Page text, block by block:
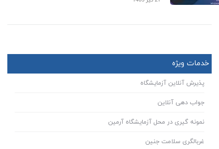
خدمات ویژه
پذیرش آنلاین آزمایشگاه
جواب دهی آنلاین
نمونه گیری در محل آزمایشگاه آرمین
غربالگری سلامت جنین